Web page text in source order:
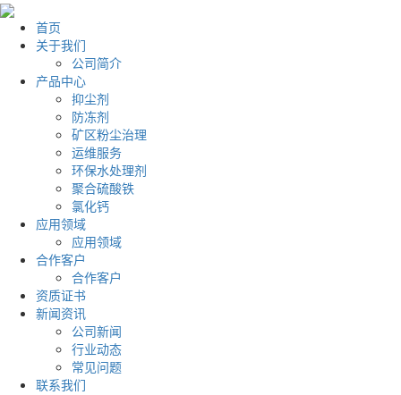
首页
关于我们
公司简介
产品中心
抑尘剂
防冻剂
矿区粉尘治理
运维服务
环保水处理剂
聚合硫酸铁
氯化钙
应用领域
应用领域
合作客户
合作客户
资质证书
新闻资讯
公司新闻
行业动态
常见问题
联系我们